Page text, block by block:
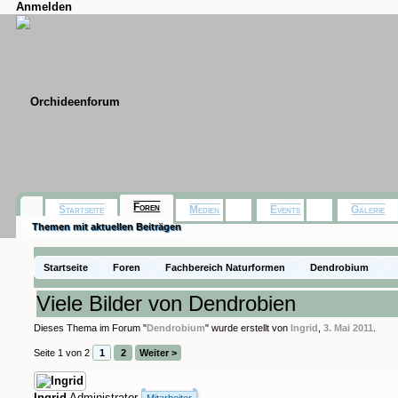
Anmelden
Startseite Foren Fachbereich Naturformen Dendrobium
Viele Bilder von Dendrobien
Dieses Thema im Forum "Dendrobium" wurde erstellt vonIngrid ,3. Mai 2011
Seite 1 von 2 1 2 Weiter >
Startseite Foren
Themen mit aktuellen Beiträgen
Medien Events Galerie